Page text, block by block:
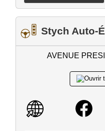
Stych Auto-
AVENUE